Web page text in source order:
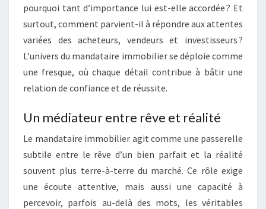
’
U
N
M
A
D
T
I
R
E
I
M
pourquoi tant d’importance lui est-elle accordée ? Et
surtout, comment parvient-il à répondre aux attentes
variées des acheteurs, vendeurs et investisseurs ?
L’univers du mandataire immobilier se déploie comme
une fresque, où chaque détail contribue à bâtir une
relation de confiance et de réussite.
Un médiateur entre rêve et réalité
Le mandataire immobilier agit comme une passerelle
subtile entre le rêve d’un bien parfait et la réalité
souvent plus terre-à-terre du marché. Ce rôle exige
une écoute attentive, mais aussi une capacité à
percevoir, parfois au-delà des mots, les véritables